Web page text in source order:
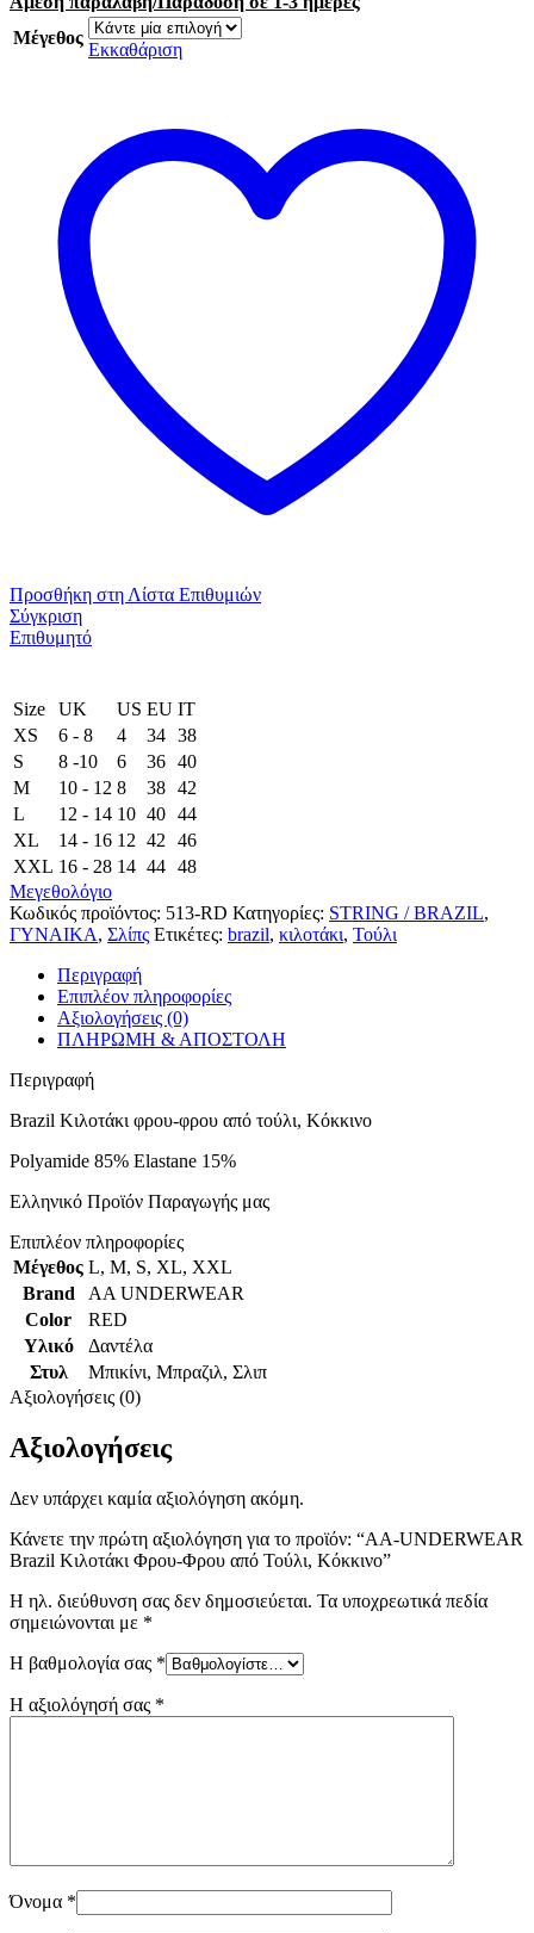
Μέγεθος
Εκκαθάριση
Προσθήκη στη Λίστα Επιθυμιών
Σύγκριση
Επιθυμητό
Size UK US EU ΙΤ
XS
6 - 8 4 34 38
S
8 -10 6 36 40
M
10 - 12 8 38 42
L
12 - 14 10 40 44
XL
14 - 16 12 42
46
XXL 16 - 28 14 44 48
Μεγεθολόγιο
Κωδικός προϊόντος: 513-RD Κατηγορίες: STRING / BRAZIL,
ΓΥΝΑΙΚΑ, Σλίπς Ετικέτες: brazil, κιλοτάκι, Τούλι
Περιγραφή
Επιπλέον πληροφορίες
Αξιολογήσεις (0)
ΠΛΗΡΩΜΗ & ΑΠΟΣΤΟΛΗ
Περιγραφή
Brazil Κιλοτάκι φρου-φρου από τούλι, Κόκκινο
Polyamide 85% Elastane 15%
Ελληνικό Προϊόν Παραγωγής μας
Επιπλέον πληροφορίες
Μέγεθος L, M, S, XL, XXL
Brand
AA UNDERWEAR
Color
RED
Υλικό
Δαντέλα
Στυλ
Μπικίνι, Μπραζιλ, Σλιπ
Αξιολογήσεις (0)
Αξιολογήσεις
Δεν υπάρχει καμία αξιολόγηση ακόμη.
Κάνετε την πρώτη αξιολόγηση για το προϊόν: “AA-UNDERWEAR
Brazil Κιλοτάκι Φρου-Φρου από Τούλι, Κόκκινο”
Η ηλ. διεύθυνση σας δεν δημοσιεύεται. Τα υποχρεωτικά πεδία
σημειώνονται με *
Η βαθμολογία σας *
Η αξιολόγησή σας *
Όνομα *